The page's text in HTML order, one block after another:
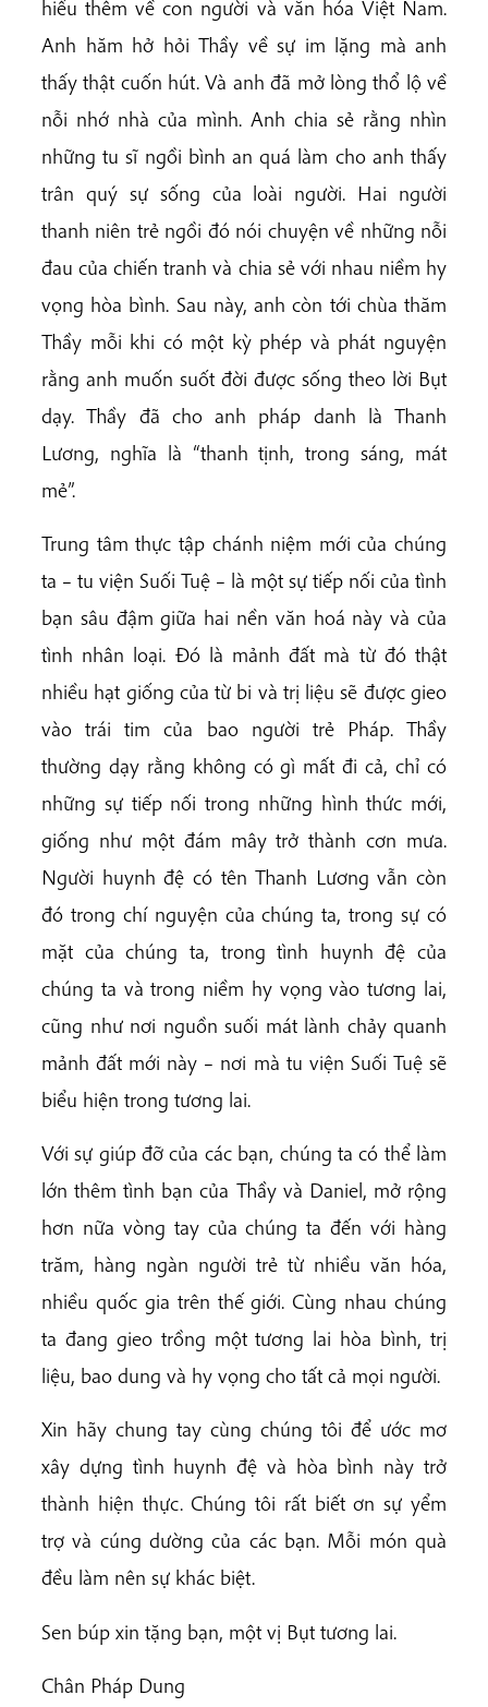
hiểu thêm về con người và văn hóa Việt Nam.
Anh hăm hở hỏi Thầy về sự im lặng mà anh
thấy thật cuốn hút. Và anh đã mở lòng thổ lộ về
nỗi nhớ nhà của mình. Anh chia sẻ rằng nhìn
những tu sĩ ngồi bình an quá làm cho anh thấy
trân quý sự sống của loài người. Hai người
thanh niên trẻ ngồi đó nói chuyện về những nỗi
đau của chiến tranh và chia sẻ với nhau niềm hy
vọng hòa bình. Sau này, anh còn tới chùa thăm
Thầy mỗi khi có một kỳ phép và phát nguyện
rằng anh muốn suốt đời được sống theo lời Bụt
dạy. Thầy đã cho anh pháp danh là Thanh
Lương, nghĩa là “thanh tịnh, trong sáng, mát
mẻ”.
Trung tâm thực tập chánh niệm mới của chúng
ta – tu viện Suối Tuệ – là một sự tiếp nối của tình
bạn sâu đậm giữa hai nền văn hoá này và của
tình nhân loại. Đó là mảnh đất mà từ đó thật
nhiều hạt giống của từ bi và trị liệu sẽ được gieo
vào trái tim của bao người trẻ Pháp. Thầy
thường dạy rằng không có gì mất đi cả, chỉ có
những sự tiếp nối trong những hình thức mới,
giống như một đám mây trở thành cơn mưa.
Người huynh đệ có tên Thanh Lương vẫn còn
đó trong chí nguyện của chúng ta, trong sự có
mặt của chúng ta, trong tình huynh đệ của
chúng ta và trong niềm hy vọng vào tương lai,
cũng như nơi nguồn suối mát lành chảy quanh
mảnh đất mới này – nơi mà tu viện Suối Tuệ sẽ
biểu hiện trong tương lai.
Với sự giúp đỡ của các bạn, chúng ta có thể làm
lớn thêm tình bạn của Thầy và Daniel, mở rộng
hơn nữa vòng tay của chúng ta đến với hàng
trăm, hàng ngàn người trẻ từ nhiều văn hóa,
nhiều quốc gia trên thế giới. Cùng nhau chúng
ta đang gieo trồng một tương lai hòa bình, trị
liệu, bao dung và hy vọng cho tất cả mọi người.
Xin hãy chung tay cùng chúng tôi để ước mơ
xây dựng tình huynh đệ và hòa bình này trở
thành hiện thực. Chúng tôi rất biết ơn sự yểm
trợ và cúng dường của các bạn. Mỗi món quà
đều làm nên sự khác biệt.
Sen búp xin tặng bạn, một vị Bụt tương lai.
Chân Pháp Dung